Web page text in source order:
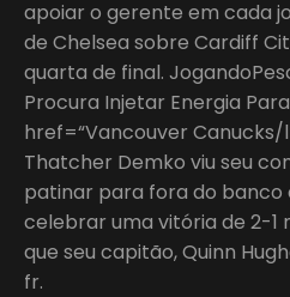
apoiar o gerente em cada
de Chelsea sobre Cardiff
quarta de final.
Procura Injetar Energia
href=“Vancouver
Thatcher Demko viu seu
patinar para fora do banco
celebrar uma vitória de 2-1
que seu capitão, Quinn
fr.